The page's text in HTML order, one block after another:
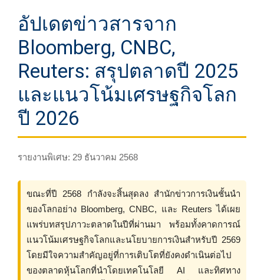
อัปเดตข่าวสารจาก
Bloomberg, CNBC,
Reuters: สรุปตลาดปี 2025
และแนวโน้มเศรษฐกิจโลก
ปี 2026
รายงานพิเศษ: 29 ธันวาคม 2568
ขณะที่ปี 2568 กำลังจะสิ้นสุดลง สำนักข่าวการเงินชั้นนำ
ของโลกอย่าง Bloomberg, CNBC, และ Reuters ได้เผย
แพร่บทสรุปภาวะตลาดในปีที่ผ่านมา พร้อมทั้งคาดการณ์
แนวโน้มเศรษฐกิจโลกและนโยบายการเงินสำหรับปี 2569
โดยมีใจความสำคัญอยู่ที่การเติบโตที่ยังคงดำเนินต่อไป
ของตลาดหุ้นโลกที่นำโดยเทคโนโลยี AI และทิศทาง